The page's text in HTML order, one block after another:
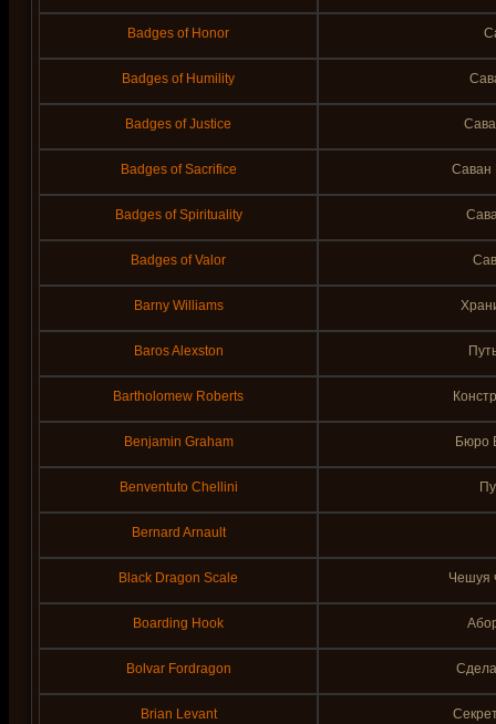
Badges of Honor
Badges of Humility
Badges of Justice
Badges of Sacrifice Саван
Badges of Spirituality
Badges of Valor
Barny Williams
Baros Alexston
Bartholomew Roberts
Benjamin Graham Бюро
Benventuto Chellini
Bernard Arnault
Black Dragon Scale Чешуя
Boarding Hook
Bolvar Fordragon
Brian Levant